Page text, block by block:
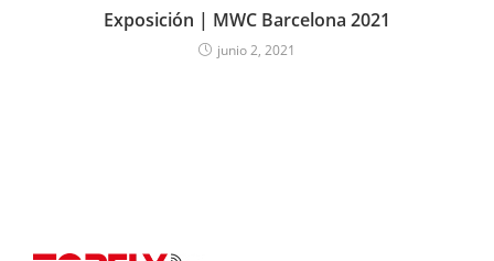
Exposición | MWC Barcelona 2021
junio 2, 2021